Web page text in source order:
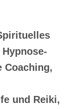
Coaching,
und Reiki,